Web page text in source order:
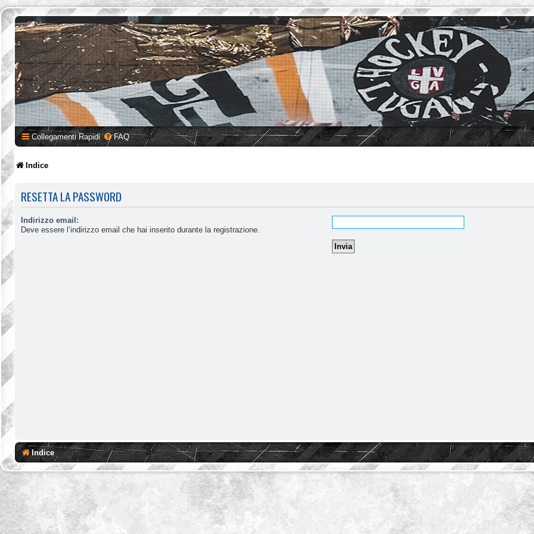
Collegamenti Rapidi FAQ
Indice
RESETTA LA PASSWORD
Indirizzo email:
Deve essere l’indirizzo email che hai inserito durante la registrazione.
Indice